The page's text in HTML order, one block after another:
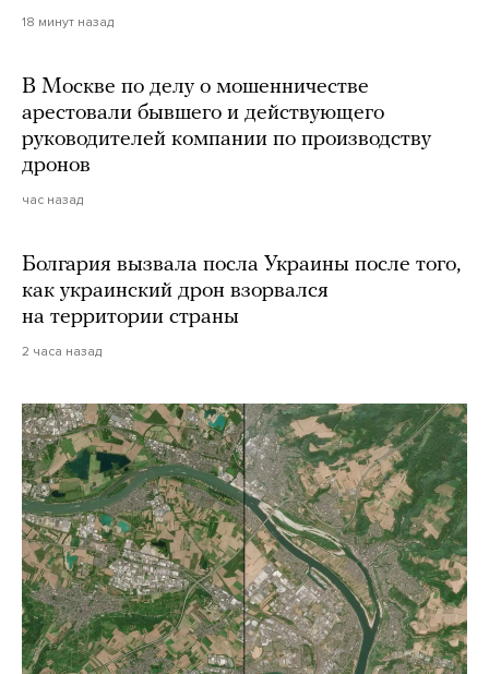
18 минут назад
В Москве по делу о мошенничестве
арестовали бывшего и действующего
руководителей компании по производству
дронов
час назад
Болгария вызвала посла Украины после того,
как украинский дрон взорвался
на территории страны
2 часа назад